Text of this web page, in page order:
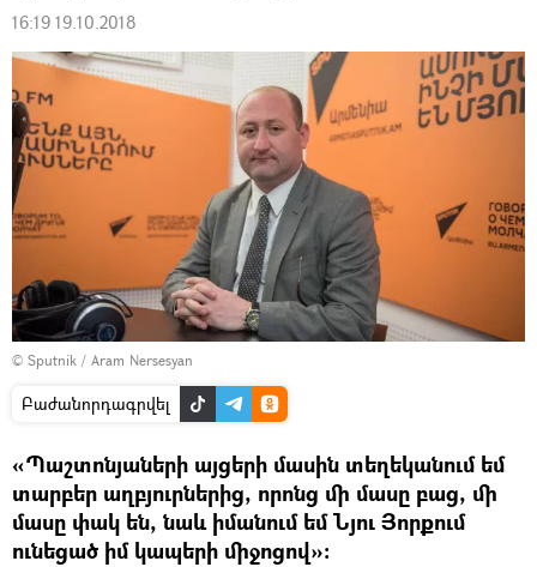
16:19 19.10.2018
© Sputnik / Aram Nersesyan
Բաժանորդագրվել
«Պաշտոնյաների այցերի մասին տեղեկանում եմ
տարբեր աղբյուրներից, որոնց մի մասը բաց, մի
մասը փակ են, նաև իմանում եմ Նյու Յորքում
ունեցած իմ կապերի միջոցով»։